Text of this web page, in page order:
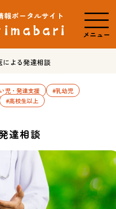
メニュー
による発達相談
児・発達支援
#乳幼児
#高校生以上
達相談